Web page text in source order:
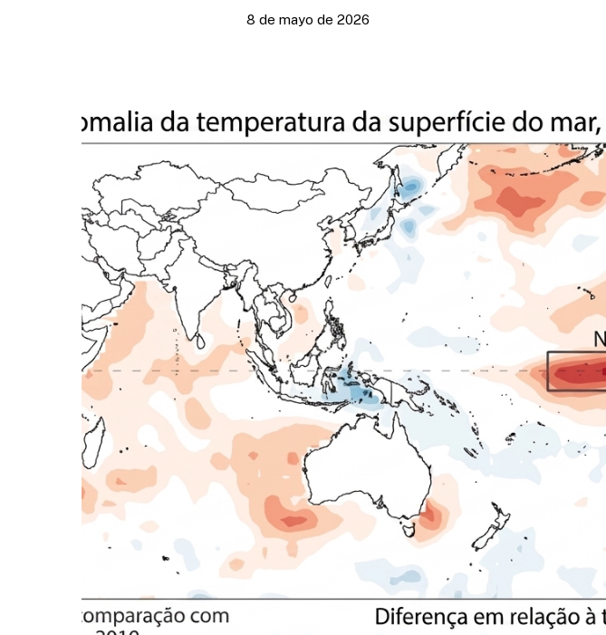
Presione enter para buscar o ESC para cerrar
8 de mayo de 2026